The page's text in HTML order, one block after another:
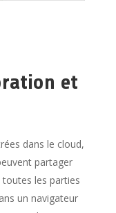
et
dans le cloud,
partager
les parties
un navigateur